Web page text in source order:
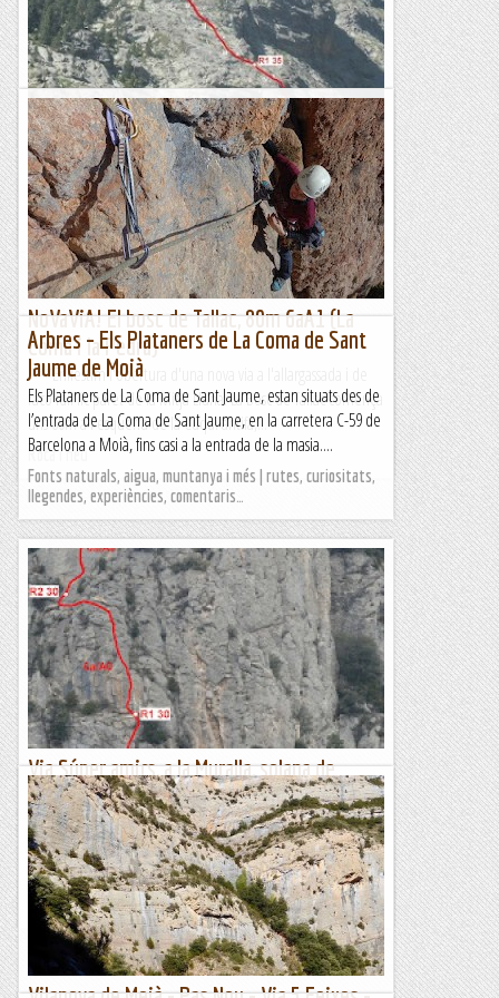
Via picola grau a la coma de l'orri
DIUMENGE, 25 DE JULIOL DE 2023 Per aquest diumenge
tornem a quedar amb la colla de Vilafranca amb una única
proposta..... fugir de la calor !!!. De les propostes que van...
Els Visas
NoVaViA! El bosc de Tallac, 80m 6aA1 (La
Coma i la Pedra)
***Enllestim l'obertura d'una nova via a l'allargassada i de
racó idíl·lic paret de la Mitja Lluna. La Bosc de Tallac comença
uns 60m a l'esquerra de la Cuqui antifa,...
Roca i neu
Arbres – Els Plataners de La Coma de Sant
Jaume de Moià
Els Plataners de La Coma de Sant Jaume, estan situats des de
l’entrada de La Coma de Sant Jaume, en la carretera C-59 de
Barcelona a Moià, fins casi a la entrada de la masia....
Fonts naturals, aigua, muntanya i més | rutes, curiositats,
llegendes, experiències, comentaris…
Via Súper amics, a la Muralla, solana de
Queralt
Al damunt de la Vinya, a la solana de Queralt, hi ha una zona
d'escalada molt interessant on s'hi han obert una bona colla
de vies, la majoria de 3 llargs. Hi ha el sector de la...
Muntanyenc